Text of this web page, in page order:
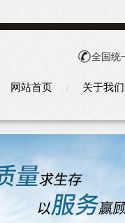
全国统
网站首页 关于我们